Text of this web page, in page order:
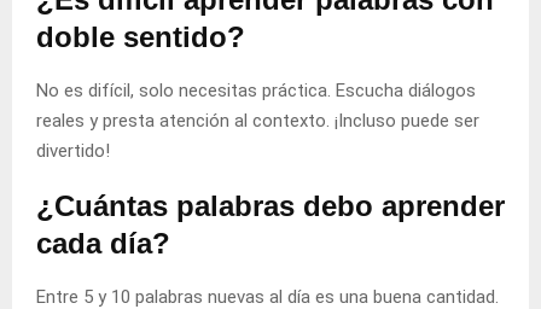
doble sentido?
No es difícil, solo necesitas práctica. Escucha diálogos
reales y presta atención al contexto. ¡Incluso puede ser
divertido!
¿Cuántas palabras debo aprender
cada día?
Entre 5 y 10 palabras nuevas al día es una buena cantidad.